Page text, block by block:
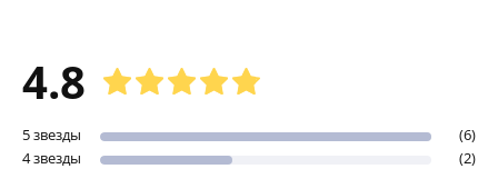
4.8
5 звезды
(6)
4 звезды
(2)